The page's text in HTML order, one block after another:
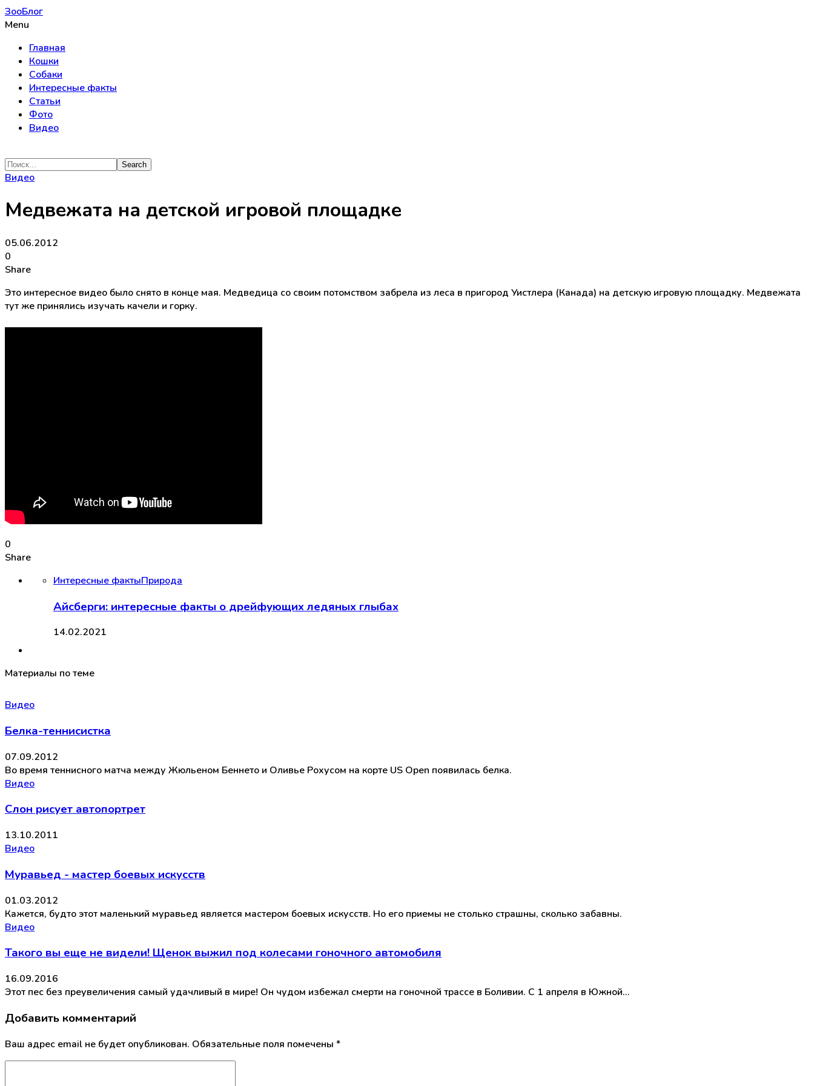
ЗооБлог
Menu
Главная
Кошки
Собаки
Интересные факты
Статьи
Фото
Видео
Видео
Медвежата на детской игровой площадке
05.06.2012
0
Share
Это интересное видео было снято в конце мая. Медведица со своим потомством забрела из леса в пригород Уистлера (Канада) на детскую игровую площадку. Медвежата
тут же принялись изучать качели и горку.
0
Share
Интересные фактыПрирода
Айсберги: интересные факты о дрейфующих ледяных глыбах
14.02.2021
Материалы по теме
Видео
Белка-теннисистка
07.09.2012
Во время теннисного матча между Жюльеном Беннето и Оливье Рохусом на корте US Open появилась белка.
Видео
Слон рисует автопортрет
13.10.2011
Видео
Муравьед - мастер боевых искусств
01.03.2012
Кажется, будто этот маленький муравьед является мастером боевых искусств. Но его приемы не столько страшны, сколько забавны.
Видео
Такого вы еще не видели! Щенок выжил под колесами гоночного автомобиля
16.09.2016
Этот пес без преувеличения самый удачливый в мире! Он чудом избежал смерти на гоночной трассе в Боливии. С 1 апреля в Южной…
Добавить комментарий
Ваш адрес email не будет опубликован. Обязательные поля помечены *